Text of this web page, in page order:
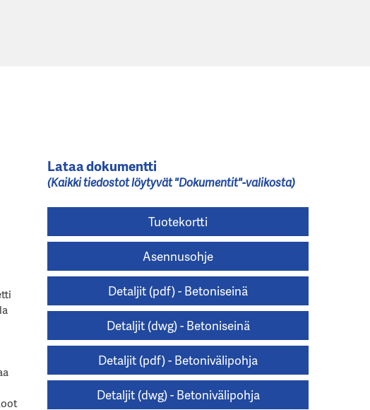
Lataa dokumentti
(Kaikki tiedostot löytyvät "Dokumentit"-valikosta)
Tuotekortti
Asennusohje
Detaljit (pdf) - Betoniseinä
Detaljit (dwg) - Betoniseinä
Detaljit (pdf) - Betonivälipohja
Detaljit (dwg) - Betonivälipohja